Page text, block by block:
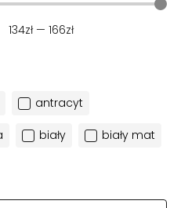
134zł—166zł
antracyt
biały biały mat